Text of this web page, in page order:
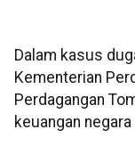
Dalam kasus
Kementerian
Perdagangan
keuangan